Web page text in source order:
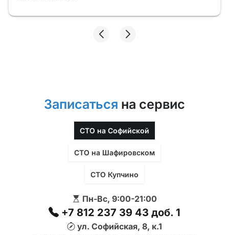
Записаться на сервис
СТО на Софийской
СТО на Шафировском
СТО Купчино
Пн-Вс, 9:00-21:00
+7 812 237 39 43 доб. 1
ул. Софийская, 8, к.1